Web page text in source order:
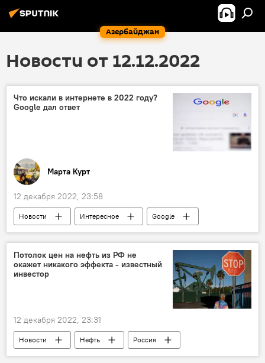
Азербайджан
Новости от 12.12.2022
Что искали в интернете в 2022 году?
Google дал ответ
Марта Курт
12 декабря 2022, 23:58
Новости Интересное
Google
поисковые запросы
Королева Елизавета II
Джонни Депп
Потолок цен на нефть из РФ не
окажет никакого эффекта - известный
инвестор
12 декабря 2022, 23:31
Новости Нефть
Россия
потолок цен
Запад
США